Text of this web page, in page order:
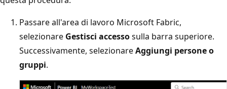
Passare all'area di lavoro Microsoft Fabric,
selezionare Gestisci accessosulla barra superiore.
Successivamente, selezionareAggiungi persone o
gruppi.